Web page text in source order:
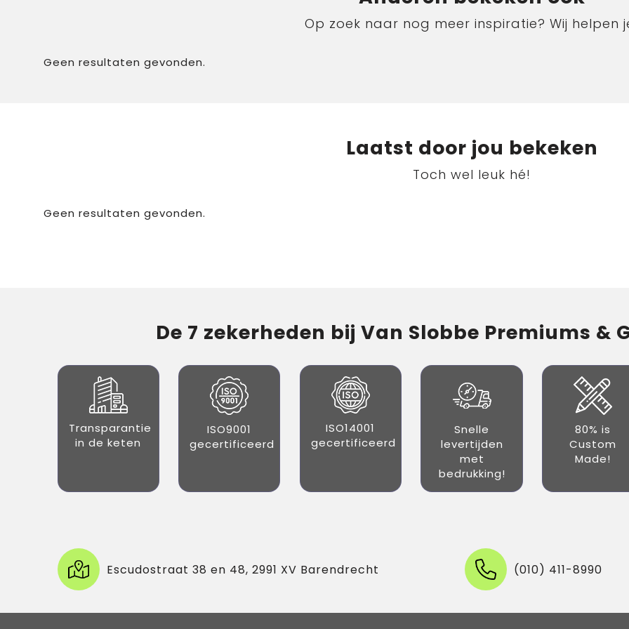
Op zoek naar nog meer inspiratie? Wij helpen
Geen resultaten gevonden.
Laatst door jou bekeken
Toch wel leuk hé!
Geen resultaten gevonden.
De 7 zekerheden bij Van Slobbe Premiums &
Transparantie
in de keten
ISO9001
gecertificeerd
ISO14001
gecertificeerd
Snelle
levertijden
met
bedrukking!
80% is
Custom
Made!
Escudostraat 38 en 48, 2991 XV Barendrecht (010) 411-8990